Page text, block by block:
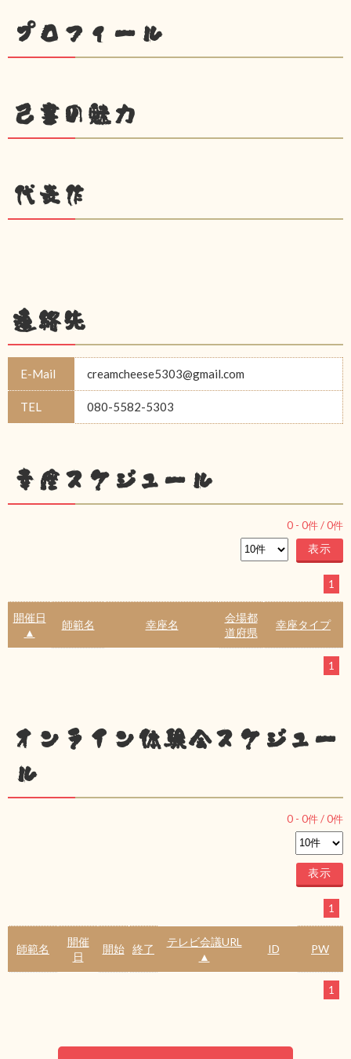
プロフィール
己書の魅力
代表作
連絡先
E-Mail creamcheese5303@gmail.com
TEL 080-5582-5303
幸座スケジュール
0 - 0件 /0件
1
開催日
▲
師範名 幸座名
会場都
道府県
幸座タイプ
1
オンライン体験会スケジュー
ル
0 - 0件 /0件
1
師範名
開催
日
開始 終了
テレビ会議URL
▲
ID PW
1